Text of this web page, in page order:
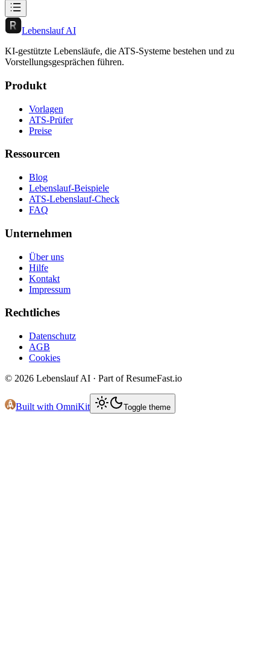
Lebenslauf AI
KI-gestützte Lebensläufe, die ATS-Systeme bestehen und zu
Vorstellungsgesprächen führen.
Produkt
Vorlagen
ATS-Prüfer
Preise
Ressourcen
Blog
Lebenslauf-Beispiele
ATS-Lebenslauf-Check
FAQ
Unternehmen
Über uns
Hilfe
Kontakt
Impressum
Rechtliches
Datenschutz
AGB
Cookies
© 2026 Lebenslauf AI · Part of ResumeFast.io
Built with OmniKit Toggle theme